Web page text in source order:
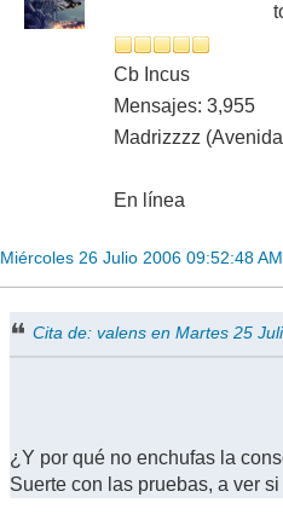
Cb Incus
Mensajes: 3,955
Madrizzzz
En línea
Miércoles 26 Julio 2006 09:52:48 AM
Cita de: valens en Martes 25
¿Y por qué no enchufas la
Suerte con las pruebas, a ver